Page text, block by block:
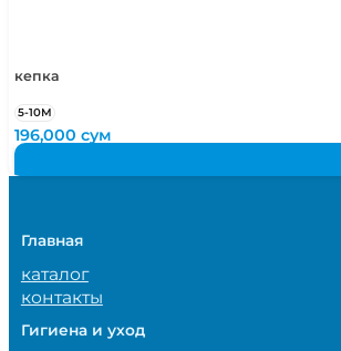
кепка
5-10М
196,000сум
Главная
каталог
контакты
Гигиена и уход